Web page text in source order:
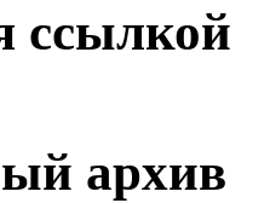
ссылкой
архив